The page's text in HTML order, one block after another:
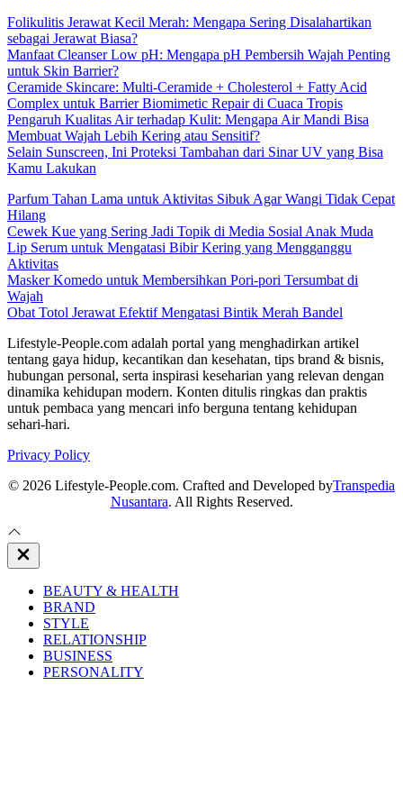
Folikulitis Jerawat Kecil Merah: Mengapa Sering Disalahartikan
sebagai Jerawat Biasa?
Manfaat Cleanser Low pH: Mengapa pH Pembersih Wajah Penting
untuk Skin Barrier?
Ceramide Skincare: Multi-Ceramide + Cholesterol + Fatty Acid
Complex untuk Barrier Biomimetic Repair di Cuaca Tropis
Pengaruh Kualitas Air terhadap Kulit: Mengapa Air Mandi Bisa
Membuat Wajah Lebih Kering atau Sensitif?
Selain Sunscreen, Ini Proteksi Tambahan dari Sinar UV yang Bisa
Kamu Lakukan
Parfum Tahan Lama untuk Aktivitas Sibuk Agar Wangi Tidak Cepat
Hilang
Cewek Kue yang Sering Jadi Topik di Media Sosial Anak Muda
Lip Serum untuk Mengatasi Bibir Kering yang Mengganggu
Aktivitas
Masker Komedo untuk Membersihkan Pori-pori Tersumbat di
Wajah
Obat Totol Jerawat Efektif Mengatasi Bintik Merah Bandel
Lifestyle-People.com adalah portal yang menghadirkan artikel
tentang gaya hidup, kecantikan dan kesehatan, tips brand & bisnis,
hubungan personal, serta inspirasi keseharian yang relevan dengan
dinamika kehidupan modern. Konten ditulis ringkas dan praktis
untuk pembaca yang mencari info berguna tentang kehidupan
sehari-hari.
Privacy Policy
© 2026 Lifestyle-People.com. Crafted and Developed byTranspedia
Nusantara. All Rights Reserved.
Close
Off
BEAUTY & HEALTH
BRAND
STYLE
RELATIONSHIP
BUSINESS
PERSONALITY